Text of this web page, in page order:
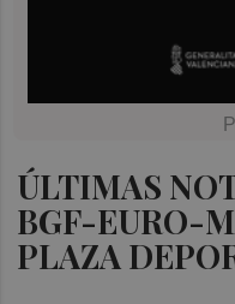
ÚLTIMAS
BGF-EURO-
PLAZA